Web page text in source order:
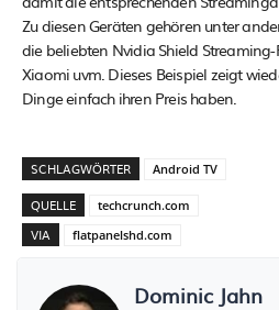
Zu diesen Geräten gehören unter
die beliebten Nvidia Shield
Xiaomi uvm. Dieses Beispiel zeigt
Dinge einfach ihren Preis haben.
SCHLAGWÖRTER Android TV
QUELLE techcrunch.com
VIA flatpanelshd.com
Dominic Jahn